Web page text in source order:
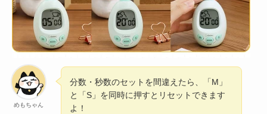
めもちゃん
分数・秒数のセットを間違えたら、「M」
と「S」を同時に押すとリセットできます
よ！